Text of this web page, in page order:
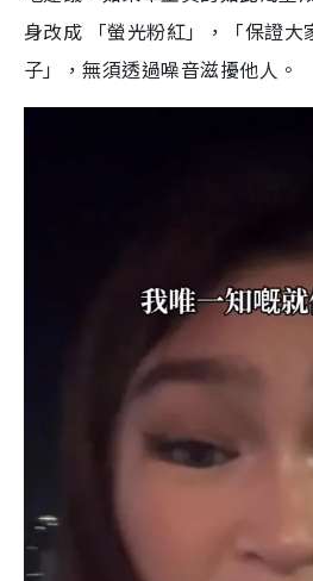
身改成 「螢光粉紅」，「保證
子」，無須透過噪音滋擾他人。